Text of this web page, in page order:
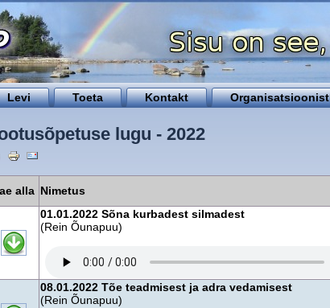
Levi Toeta Kontakt Organisatsioonist
lugu - 2022
alla Nimetus
01.01.2022 Sõna kurbadest silmadest
(Rein Õunapuu)
08.01.2022 Tõe teadmisest ja adra vedamisest
(Rein Õunapuu)